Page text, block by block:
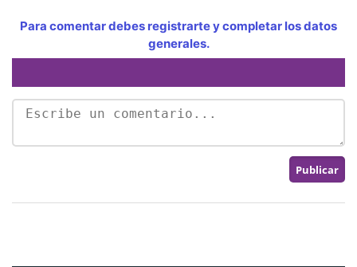
Para comentar debes registrarte y completar los datos
generales.